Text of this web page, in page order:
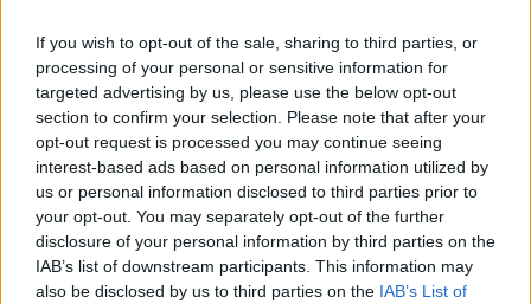
If you wish to opt-out of the sale, sharing to third parties, or
processing of your personal or sensitive information for
targeted advertising by us, please use the below opt-out
section to confirm your selection. Please note that after your
opt-out request is processed you may continue seeing
interest-based ads based on personal information utilized by
us or personal information disclosed to third parties prior to
your opt-out. You may separately opt-out of the further
disclosure of your personal information by third parties on the
IAB’s list of downstream participants. This information may
also be disclosed by us to third parties on the IAB’s List of
05.06.26
Η συγγραφέας συζητάει με τον Θανάση Μήνα για το νέο της
αστυνομικό μυθιστόρημα με τίτλο "Κομπολόι στο χώμα".